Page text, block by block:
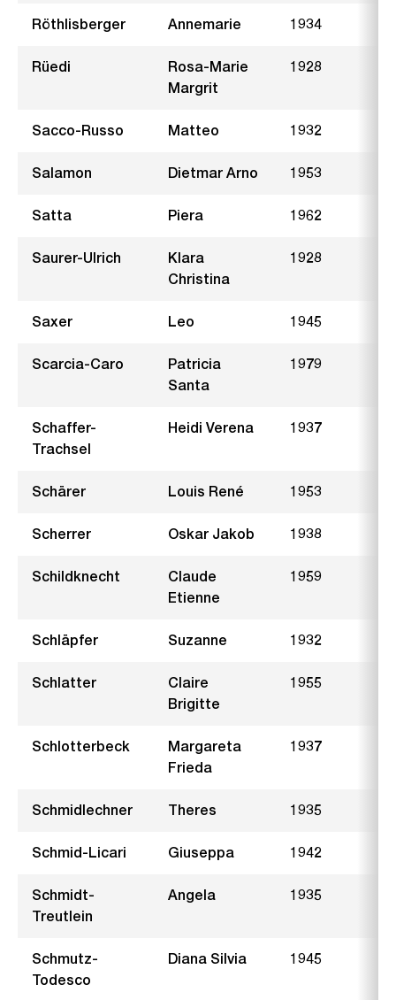
Röthlisberger Annemarie 1934
Rüedi
Rosa-Marie
Margrit
1928
Sacco-Russo Matteo 1932
Salamon Dietmar Arno 1953
Satta Piera 1962
Saurer-Ulrich
Klara
Christina
1928
Saxer Leo 1945
Scarcia-Caro
Patricia
Santa
1979
Schaffer-
Trachsel
Heidi Verena 1937
Schärer Louis René 1953
Scherrer Oskar Jakob 1938
Schildknecht
Claude
Etienne
1959
Schläpfer Suzanne 1932
Schlatter
Claire
Brigitte
1955
Schlotterbeck
Margareta
Frieda
1937
Schmidlechner Theres 1935
Schmid-Licari Giuseppa 1942
Schmidt-
Treutlein
Angela 1935
Schmutz-
Todesco
Diana Silvia 1945